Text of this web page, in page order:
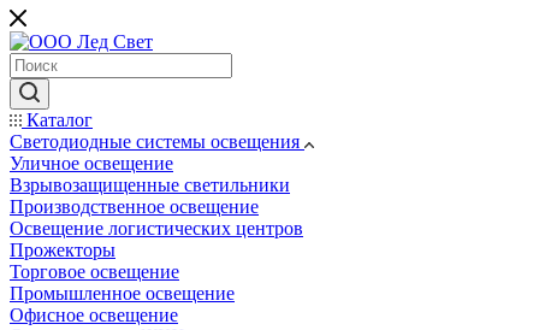
Каталог
Светодиодные системы освещения
Уличное освещение
Взрывозащищенные светильники
Производственное освещение
Освещение логистических центров
Прожекторы
Торговое освещение
Промышленное освещение
Офисное освещение